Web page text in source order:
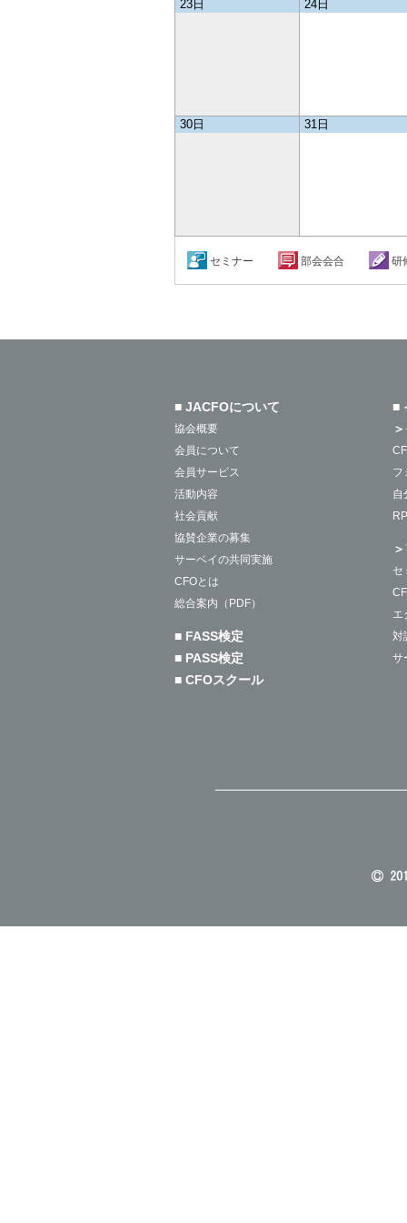
2025/11/17
企業対応実態調査」
参加受付中！
CFO FORUM WEB版 182号を発行
23日 24日
30日 31日
セミナー 部会会合 研
■ JACFOについて
協会概要
会員について
会員サービス
活動内容
社会貢献
協賛企業の募集
サーベイの共同実施
CFOとは
総合案内（PDF）
■ FASS検定
■ PASS検定
■ CFOスクール
■
フ
自
セ
エ
対
サ